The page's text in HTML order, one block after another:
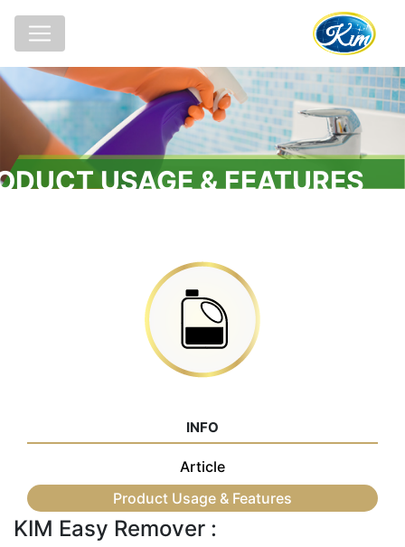
USAGE & FEATURES
INFO
Article
Product Usage & Features
KIM Easy Remover :